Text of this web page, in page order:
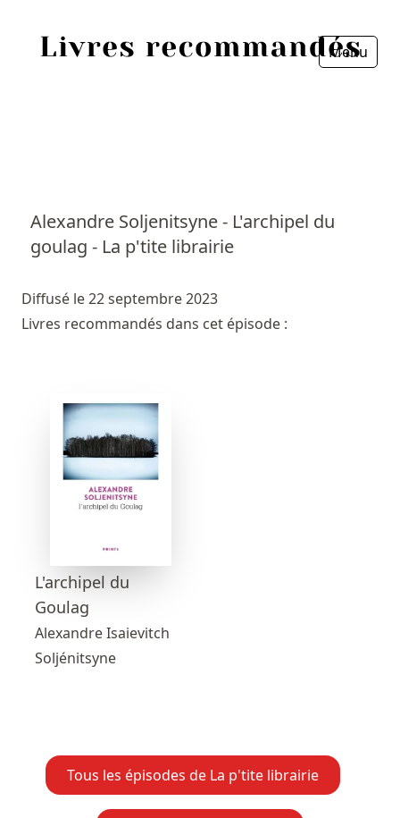
Menu
Alexandre Soljenitsyne - L'archipel du
goulag - La p'tite librairie
Diffusé le 22 septembre 2023
Livres recommandés dans cet épisode :
L'archipel du
Goulag
Alexandre Isaievitch
Soljénitsyne
Tous les épisodes de La p'tite librairie
Personnes
Livres
Fermer